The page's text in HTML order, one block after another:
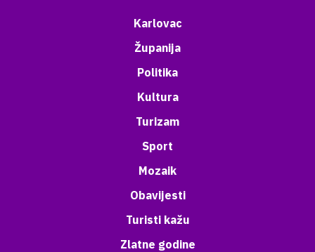
Karlovac
Županija
Politika
Kultura
Turizam
Sport
Mozaik
Obavijesti
Turisti kažu
Zlatne godine